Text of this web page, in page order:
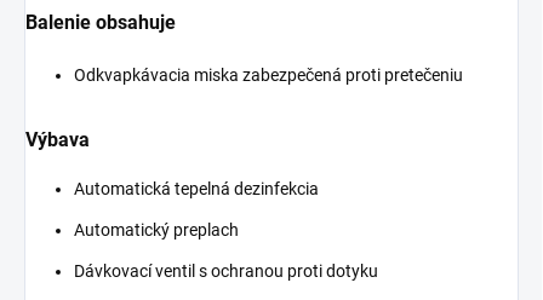
Balenie obsahuje
Odkvapkávacia miska zabezpečená proti pretečeniu
Výbava
Automatická tepelná dezinfekcia
Automatický preplach
Dávkovací ventil s ochranou proti dotyku